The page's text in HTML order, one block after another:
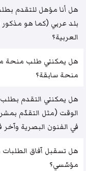
هل أنا مؤهل للتقدم
بلد عربي (كما هو مذكور
العربية؟
هل يمكنني طلب منحة
منحة سابقة؟
هل يمكنني التقدم
الوقت (مثل التقدّم
في الفنون البصرية وآخر
هل تسقبل آفاق الطلبات
مؤسّسي؟